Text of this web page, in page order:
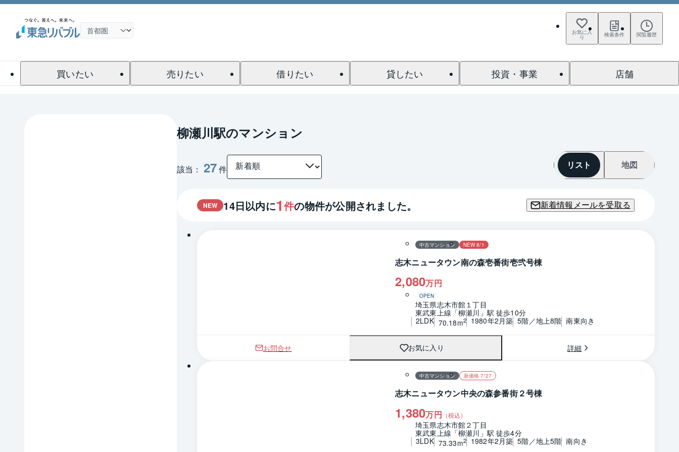
お気に入
り 検索条件 閲覧履歴
買いたい 売りたい 借りたい 貸したい 投資・事業 店舗
柳瀬川駅のマンション
該当： 27件 リスト 地図
NEW 14日以内に1件の物件が公開されました。 新着情報メールを受取る
中古マンション NEW 8/1
志木ニュータウン南の森壱番街壱弐号棟
2,080万円
OPEN
埼玉県志木市館１丁目
東武東上線「柳瀬川」駅 徒歩10分
2LDK 70.18m2 1980年2月築 5階／地上8階 南東向き
お問合せ お気に入り 詳細
中古マンション 新価格 7/27
志木ニュータウン中央の森参番街２号棟
1,380万円 （税込）
埼玉県志木市館２丁目
東武東上線「柳瀬川」駅 徒歩4分
3LDK 73.33m2 1982年2月築 5階／地上5階 南向き